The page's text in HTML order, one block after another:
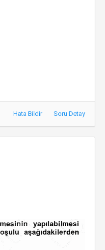
Hata Bildir Soru Detay